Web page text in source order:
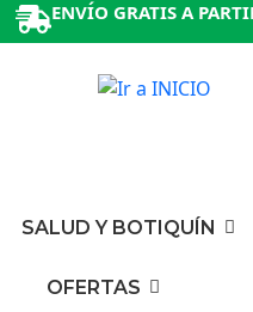
ENVÍO GRATIS A
SALUD Y BOTIQUÍN
OFERTAS